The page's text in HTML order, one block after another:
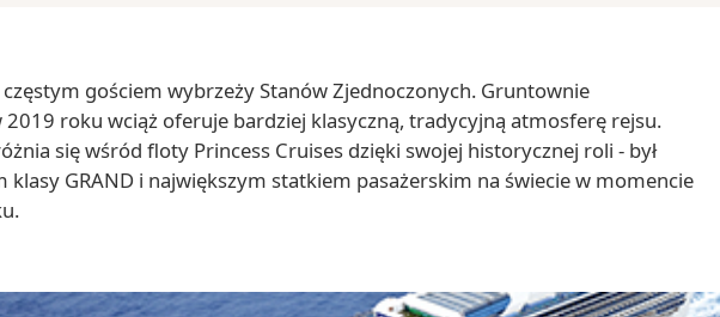
gościem wybrzeży Stanów Zjednoczonych. Gruntownie
roku wciąż oferuje bardziej klasyczną, tradycyjną atmosferę rejsu.
się wśród floty Princess Cruises dzięki swojej historycznej roli - był
klasy GRAND i największym statkiem pasażerskim na świecie w momencie